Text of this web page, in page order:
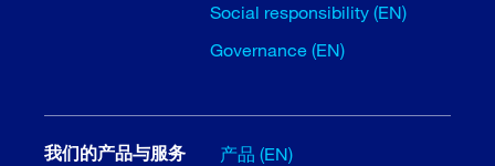
Social responsibility (EN)
Governance (EN)
我们的产品与服务
产品 (EN)